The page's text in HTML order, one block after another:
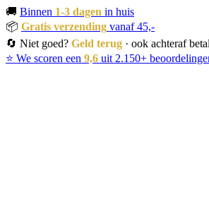
🚚 Binnen 1-3 dagen in huis
📦 Gratis verzending vanaf 45,-
🔄 Niet goed? Geld terug · ook achteraf
⭐ We scoren een 9,6 uit 2.150+